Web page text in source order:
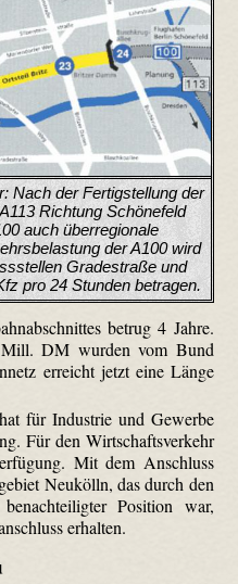
Nach der Fertigstellung der
Richtung Schönefeld
auch überregionale
der A100 wird
Gradestraße und
pro 24 Stunden betragen.
betrug 4 Jahre.
DM wurden vom Bund
erreicht jetzt eine Länge
für Industrie und Gewerbe
Für den Wirtschaftsverkehr
Mit dem Anschluss
Neukölln, das durch den
Position war,
erhalten.